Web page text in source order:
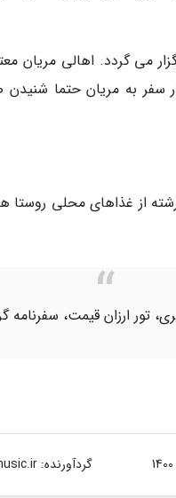
می گردد. اهالی مریان
سفر به مریان حتما
از غذاهای محلی روستا
تور ارزان قیمت، سفرنامه
گردآورنده: